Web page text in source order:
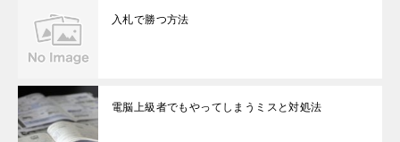
入札で勝つ方法
電脳上級者でもやってしまうミスと対処法